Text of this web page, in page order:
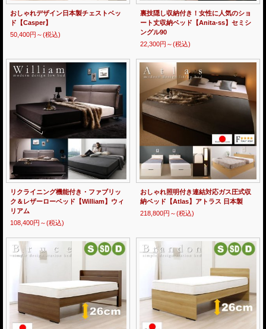
おしゃれデザイン日本製チェストベッ
ド【Casper】
50,400円～(税込)
裏技隠し収納付き！女性に人気のショ
ート丈収納ベッド【Anita-ss】セミシ
ングル90
22,300円～(税込)
リクライニング機能付き・ファブリッ
ク＆レザーローベッド【William】ウィ
リアム
108,400円～(税込)
おしゃれ照明付き連結対応ガス圧式収
納ベッド【Atlas】アトラス 日本製
218,800円～(税込)